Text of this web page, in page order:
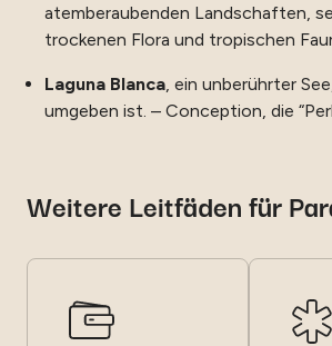
atemberaubenden Landschaften,
trockenen Flora und tropischen
Laguna Blanca, ein unberührter
umgeben ist. – Conception, die
Weitere Leitfäden für